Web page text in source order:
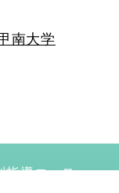
南大学
指導コース